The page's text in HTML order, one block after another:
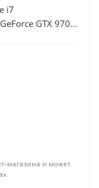
i7
GTX 970M
магазина и может